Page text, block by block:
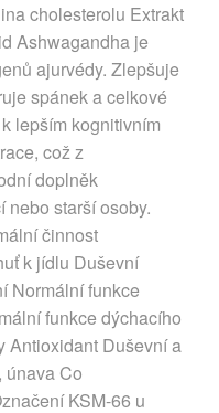
cholesterolu Extrakt
Ashwagandha je
ajurvédy. Zlepšuje
spánek a celkové
lepším kognitivním
což z
doplněk
nebo starší osoby.
činnost
k jídlu Duševní
Normální funkce
funkce dýchacího
Antioxidant Duševní a
únava Co
KSM-66 u